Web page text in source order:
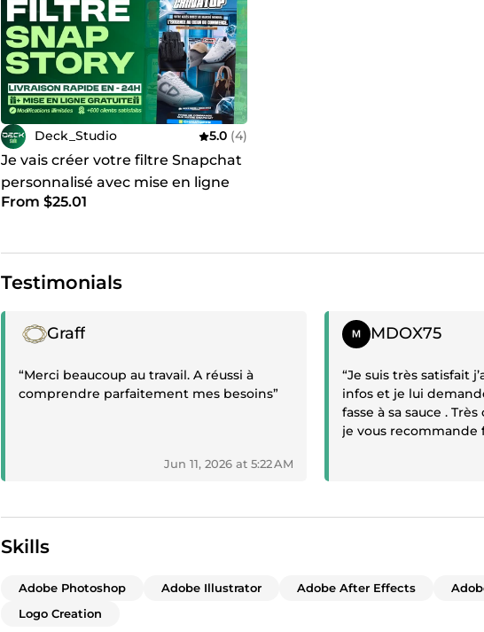
Deck_Studio 5.0 (4)
Je vais créer votre filtre Snapchat
personnalisé avec mise en ligne
GRATUITE sur Snapchat
From $25.01
Testimonials
Positive review
Graff
“Merci beaucoup au travail. A réussi à
comprendre parfaitement mes besoins”
Jun 11, 2026 at 5:22 AM
Positive review
MDOX75
“Je suis très satisfait
infos et je lui
fasse à sa sauce .
je vous recommande
Skills
Adobe Photoshop Adobe Illustrator Adobe After Effects
Logo Creation